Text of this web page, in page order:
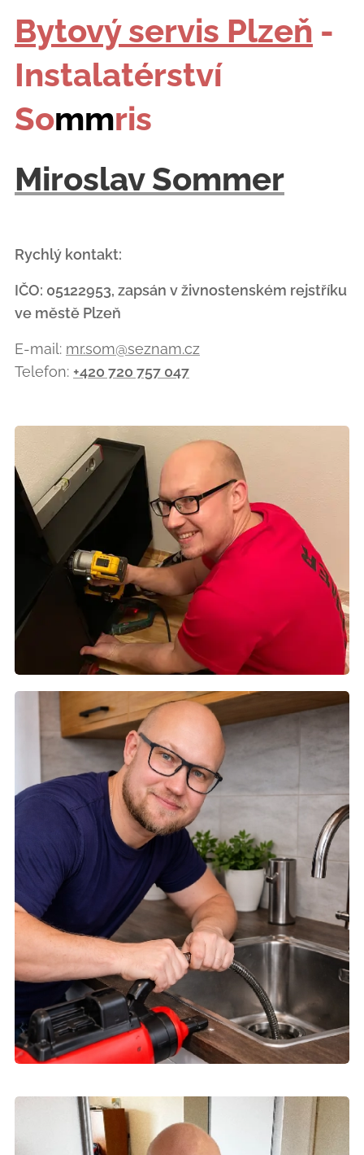
Bytový servis Plzeň -
Instalatérství
Sommris
Miroslav Sommer
Rychlý kontakt:
IČO: 05122953, zapsán v živnostenském rejstříku
ve městě Plzeň
E-mail: mr.som@seznam.cz
Telefon: +420 720 757 047